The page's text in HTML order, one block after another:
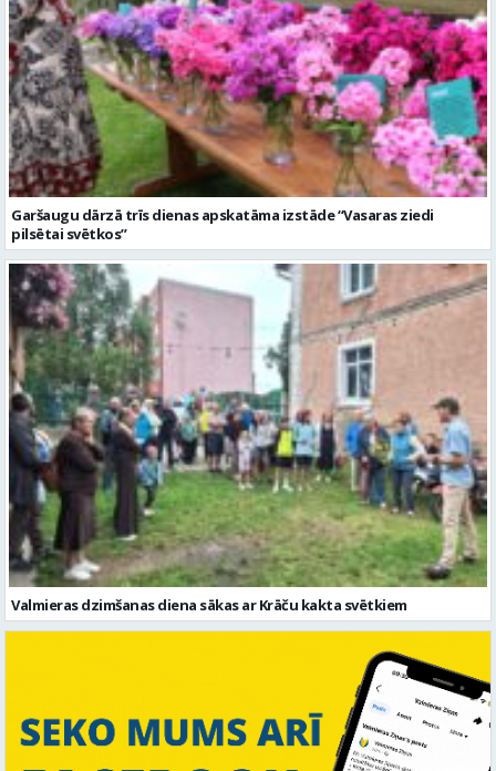
Garšaugu dārzā trīs dienas apskatāma izstāde “Vasaras ziedi
pilsētai svētkos”
Valmieras dzimšanas diena sākas ar Krāču kakta svētkiem